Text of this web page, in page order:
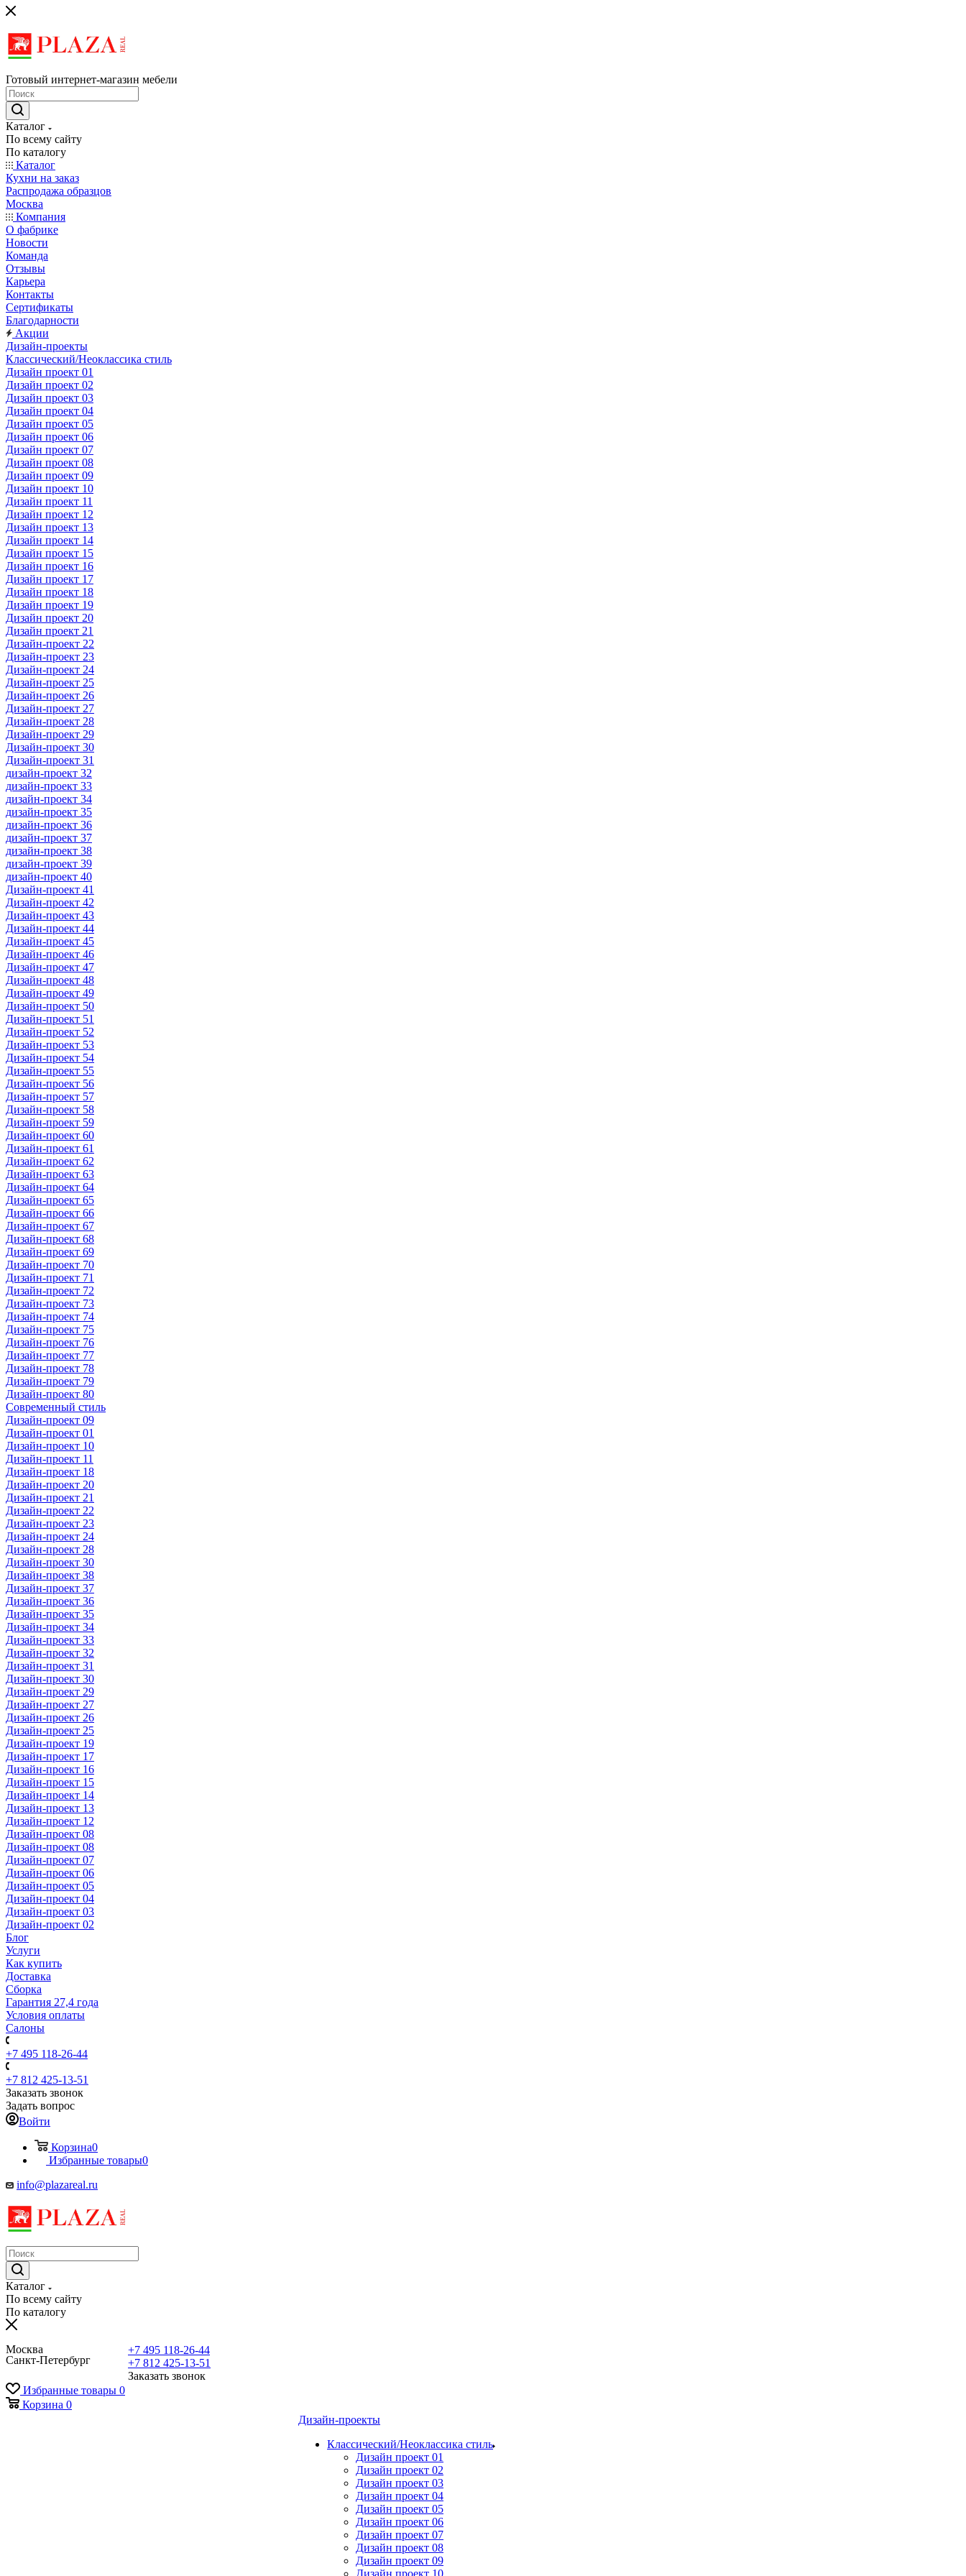
Готовый интернет-магазин мебели
Каталог
По всему сайту
По каталогу
Каталог
Кухни на заказ
Распродажа образцов
Москва
Компания
О фабрике
Новости
Команда
Отзывы
Карьера
Контакты
Сертификаты
Благодарности
Акции
Дизайн-проекты
Классический/Неоклассика стиль
Дизайн проект 01
Дизайн проект 02
Дизайн проект 03
Дизайн проект 04
Дизайн проект 05
Дизайн проект 06
Дизайн проект 07
Дизайн проект 08
Дизайн проект 09
Дизайн проект 10
Дизайн проект 11
Дизайн проект 12
Дизайн проект 13
Дизайн проект 14
Дизайн проект 15
Дизайн проект 16
Дизайн проект 17
Дизайн проект 18
Дизайн проект 19
Дизайн проект 20
Дизайн проект 21
Дизайн-проект 22
Дизайн-проект 23
Дизайн-проект 24
Дизайн-проект 25
Дизайн-проект 26
Дизайн-проект 27
Дизайн-проект 28
Дизайн-проект 29
Дизайн-проект 30
Дизайн-проект 31
дизайн-проект 32
дизайн-проект 33
дизайн-проект 34
дизайн-проект 35
дизайн-проект 36
дизайн-проект 37
дизайн-проект 38
дизайн-проект 39
дизайн-проект 40
Дизайн-проект 41
Дизайн-проект 42
Дизайн-проект 43
Дизайн-проект 44
Дизайн-проект 45
Дизайн-проект 46
Дизайн-проект 47
Дизайн-проект 48
Дизайн-проект 49
Дизайн-проект 50
Дизайн-проект 51
Дизайн-проект 52
Дизайн-проект 53
Дизайн-проект 54
Дизайн-проект 55
Дизайн-проект 56
Дизайн-проект 57
Дизайн-проект 58
Дизайн-проект 59
Дизайн-проект 60
Дизайн-проект 61
Дизайн-проект 62
Дизайн-проект 63
Дизайн-проект 64
Дизайн-проект 65
Дизайн-проект 66
Дизайн-проект 67
Дизайн-проект 68
Дизайн-проект 69
Дизайн-проект 70
Дизайн-проект 71
Дизайн-проект 72
Дизайн-проект 73
Дизайн-проект 74
Дизайн-проект 75
Дизайн-проект 76
Дизайн-проект 77
Дизайн-проект 78
Дизайн-проект 79
Дизайн-проект 80
Современный стиль
Дизайн-проект 09
Дизайн-проект 01
Дизайн-проект 10
Дизайн-проект 11
Дизайн-проект 18
Дизайн-проект 20
Дизайн-проект 21
Дизайн-проект 22
Дизайн-проект 23
Дизайн-проект 24
Дизайн-проект 28
Дизайн-проект 30
Дизайн-проект 38
Дизайн-проект 37
Дизайн-проект 36
Дизайн-проект 35
Дизайн-проект 34
Дизайн-проект 33
Дизайн-проект 32
Дизайн-проект 31
Дизайн-проект 30
Дизайн-проект 29
Дизайн-проект 27
Дизайн-проект 26
Дизайн-проект 25
Дизайн-проект 19
Дизайн-проект 17
Дизайн-проект 16
Дизайн-проект 15
Дизайн-проект 14
Дизайн-проект 13
Дизайн-проект 12
Дизайн-проект 08
Дизайн-проект 08
Дизайн-проект 07
Дизайн-проект 06
Дизайн-проект 05
Дизайн-проект 04
Дизайн-проект 03
Дизайн-проект 02
Блог
Услуги
Как купить
Доставка
Сборка
Гарантия 27,4 года
Условия оплаты
Салоны
+7 495 118-26-44
+7 812 425-13-51
Заказать звонок
Задать вопрос
Войти
Корзина0
Избранные товары0
info@plazareal.ru
Каталог
По всему сайту
По каталогу
Москва
Санкт-Петербург
+7 495 118-26-44
+7 812 425-13-51
Заказать звонок
Избранные товары 0
Корзина 0
Дизайн-проекты
Классический/Неоклассика стиль
Дизайн проект 01
Дизайн проект 02
Дизайн проект 03
Дизайн проект 04
Дизайн проект 05
Дизайн проект 06
Дизайн проект 07
Дизайн проект 08
Дизайн проект 09
Дизайн проект 10